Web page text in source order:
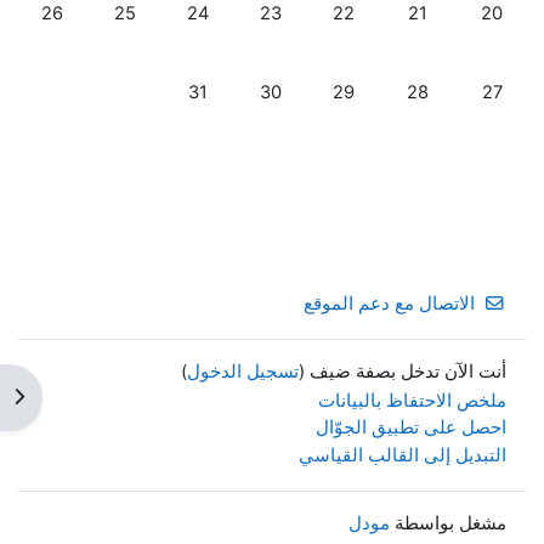
لا أحداث، الاثنين, 20 يوليو
20 لا أحداث، الثلاثاء, 21 يوليو
21 لا أحداث، الأربعاء, 22 يوليو
22 لا أحداث، الخميس, 23 يوليو
23 لا أحداث، الجمعة, 24 يوليو
24 لا أحداث، السبت, 25 يوليو
25 لا أحداث،
26
لا أحداث، الاثنين, 27 يوليو
27 لا أحداث، الثلاثاء, 28 يوليو
28 لا أحداث، الأربعاء, 29 يوليو
29 لا أحداث، الخميس, 30 يوليو
30 لا أحداث، الجمعة, 31 يوليو
31
الاتصال مع دعم الموقع
أنت الآن تدخل بصفة ضيف (تسجيل الدخول)
ملخص الاحتفاظ بالبيانات
احصل على تطبيق الجوّال
التبديل إلى القالب القياسي
مشغل بواسطة مودل